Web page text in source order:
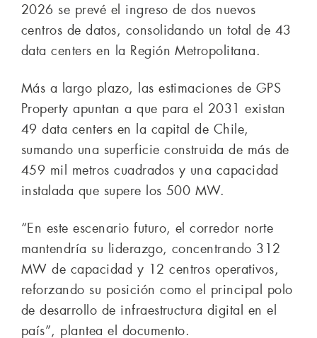
2026 se prevé el ingreso de dos nuevos
centros de datos, consolidando un total de 43
data centers en la Región Metropolitana.
Más a largo plazo, las estimaciones de GPS
Property apuntan a que para el 2031 existan
49 data centers en la capital de Chile,
sumando una superficie construida de más de
459 mil metros cuadrados y una capacidad
instalada que supere los 500 MW.
“En este escenario futuro, el corredor norte
mantendría su liderazgo, concentrando 312
MW de capacidad y 12 centros operativos,
reforzando su posición como el principal polo
de desarrollo de infraestructura digital en el
país”, plantea el documento.